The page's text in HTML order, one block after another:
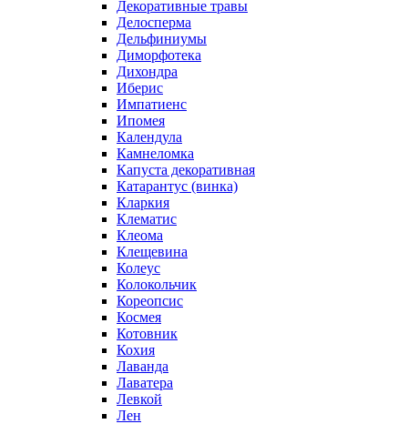
Декоративные травы
Делосперма
Дельфиниумы
Диморфотека
Дихондра
Иберис
Импатиенс
Ипомея
Календула
Камнеломка
Капуста декоративная
Катарантус (винка)
Кларкия
Клематис
Клеома
Клещевина
Колеус
Колокольчик
Кореопсис
Космея
Котовник
Кохия
Лаванда
Лаватера
Левкой
Лен